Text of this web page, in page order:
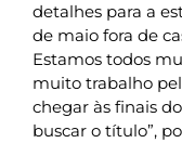
detalhes para a
de maio fora de
Estamos todos
muito trabalho
chegar às finais
buscar o título”,